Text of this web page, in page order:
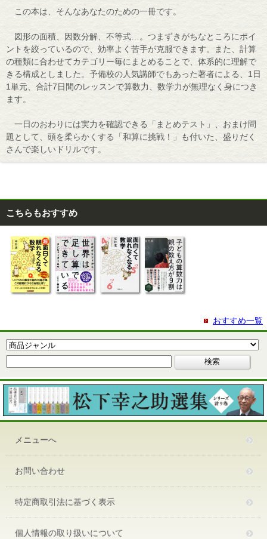
この本は、そんなあなたのための一冊です。
図形の面積、因数分解、不等式…。つまずきがちなところにポイ
ントを絞っているので、効率よく苦手が克服できます。また、計算
の種類に合わせてカテゴリー毎にまとめることで、体系的に理解で
きる構成としました。予備校の人気講師でもあった著者による、1日
1単元、合計7日間のレッスンで算数力、数学力が無理なく身につき
ます。
一日のおわりには実力を確認できる「まとめテスト」、おまけ問
題として、頭を柔らかくする「和算に挑戦！」も付いた、盛りだく
さんで楽しいドリルです。
こちらもおすすめ
おすすめ一覧
メニューへ
お問い合わせ
特定商取引法に基づく表示
個人情報の取り扱いについて